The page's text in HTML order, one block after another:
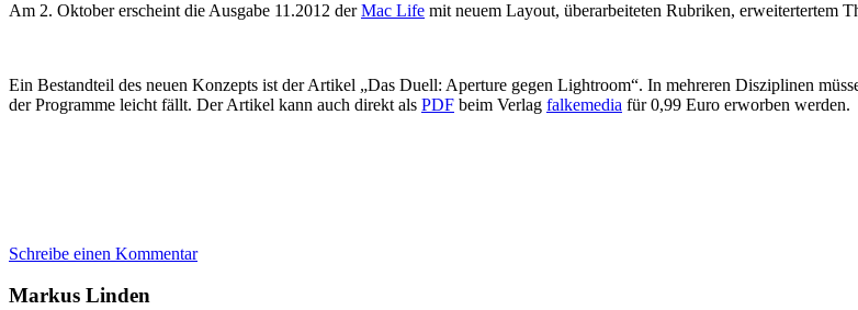
Am 2. Oktober erscheint die Ausgabe 11.2012 derMac Life mit neuem Layout, überarbeiteten Rubriken, erweitertertem
Ein Bestandteil des neuen Konzepts ist der Artikel „Das Duell: Aperture gegen Lightroom“. In mehreren Disziplinen
der Programme leicht fällt. Der Artikel kann auch direkt als PDF beim Verlag falkemedia für 0,99 Euro erworben werden.
Schreibe einen Kommentar
Markus Linden